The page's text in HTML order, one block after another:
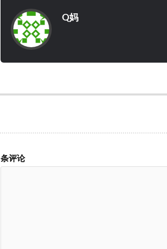
Q妈
条评论